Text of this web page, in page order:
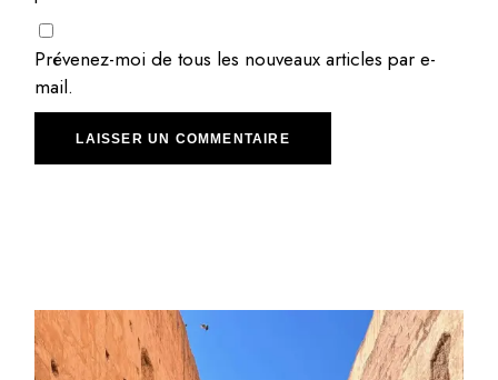
Prévenez-moi de tous les nouveaux articles par e-
mail.
LAISSER UN COMMENTAIRE